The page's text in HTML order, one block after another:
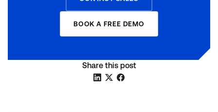
BOOK A FREE DEMO
Share this post